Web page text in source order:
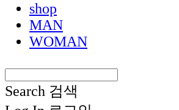
shop
MAN
WOMAN
Search 검색